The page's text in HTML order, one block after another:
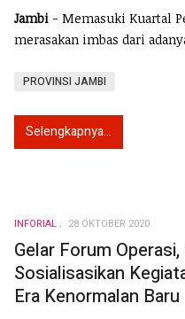
Jambi - Memasuki Kuartal
merasakan imbas dari
PROVINSI JAMBI
Selengkapnya...
INFORIAL 28 OKTOBER 2020
Gelar Forum
Sosialisasikan
Era Kenormalan Baru